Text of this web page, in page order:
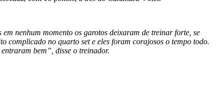
nenhum momento os garotos deixaram de treinar forte, se
complicado no quarto set e eles foram corajosos o tempo todo.
bem”, disse o treinador.